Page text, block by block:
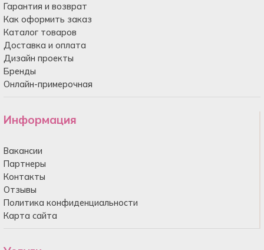
Гарантия и возврат
Как оформить заказ
Каталог товаров
Доставка и оплата
Дизайн проекты
Бренды
Онлайн-примерочная
Информация
Вакансии
Партнеры
Контакты
Отзывы
Политика конфиденциальности
Карта сайта